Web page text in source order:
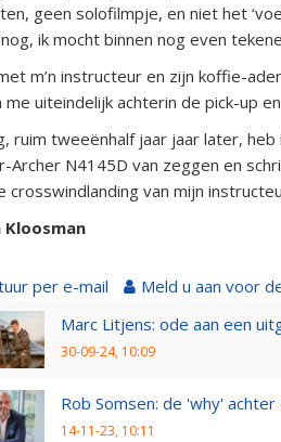
geen solofilmpje, en niet het
ik mocht binnen nog even
m’n instructeur en zijn koffie-
me uiteindelijk achterin de pick-up
ruim tweeënhalf jaar jaar later,
Archer N4145D van zeggen en
crosswindlanding van mijn
Kloosman
per e-mail Meld u aan voor
Marc Litjens: ode aan een
30-09-24, 10:09
Rob Somsen: de 'why' achter
14-11-23, 10:11